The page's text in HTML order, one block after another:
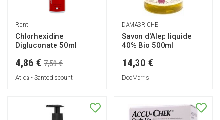
Ront
Chlorhexidine
Digluconate 50ml
4,86 € 7,59 €
Atida - Santediscount
DAMASRICHE
Savon d'Alep liquide
40% Bio 500ml
14,30 €
DocMorris